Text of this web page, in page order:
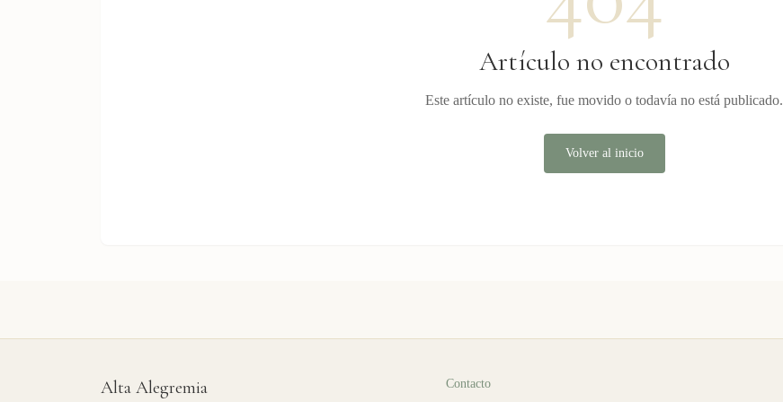
Artículo no encontrado
Este artículo no existe, fue movido o todavía no está publicado.
Volver al inicio
Alta Alegremia Contacto